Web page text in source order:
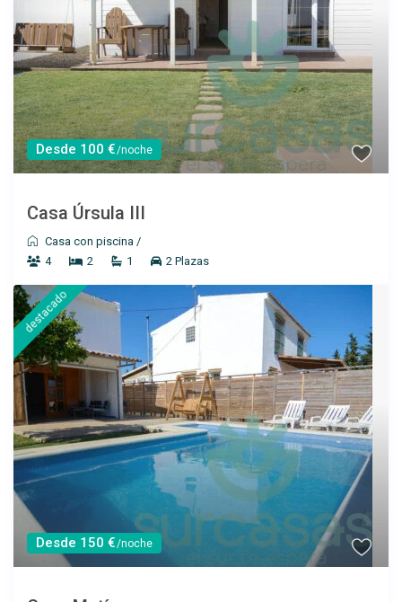
Desde 60 €/por noche
Apartamento Colon I
Ver más
Desde 60 €/por noche
Apartamento Colon II
Ver más
Desde 100 €/noche
Casa Úrsula III
Casa con piscina /
4
2 1 2 Plazas
Desde 150 €/noche
destacado